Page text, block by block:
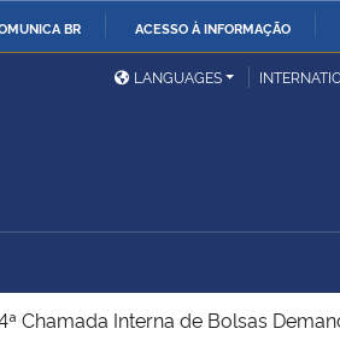
BR ACESSO À INFORMAÇÃO
Ministério das Relações
Exteriores
União
LANGUAGES
Chamada Interna de Bolsas